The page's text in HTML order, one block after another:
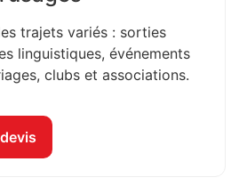
trajets variés : sorties
linguistiques, événements
clubs et associations.